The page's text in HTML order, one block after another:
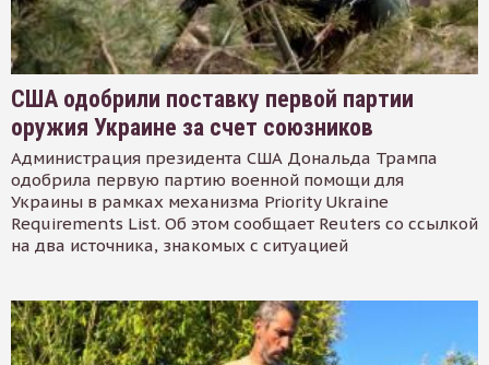
США одобрили поставку первой партии
оружия Украине за счет союзников
Администрация президента США Дональда Трампа
одобрила первую партию военной помощи для
Украины в рамках механизма Priority Ukraine
Requirements List. Об этом сообщает Reuters со ссылкой
на два источника, знакомых с ситуацией